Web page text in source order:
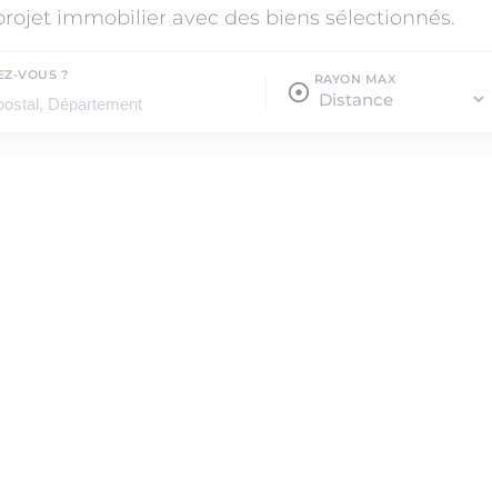
immobilier avec des biens sélectionnés.
VOUS ?
vous ?
RAYON MAX